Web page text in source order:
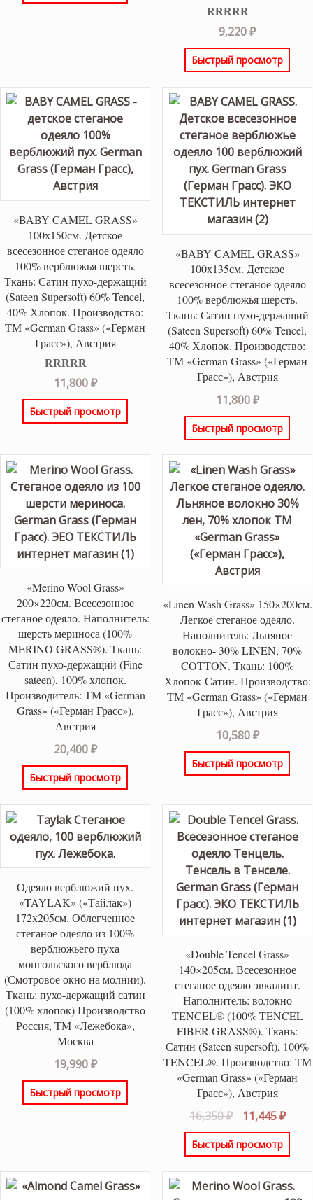
Оценка 5.00
из 5
9,220₽
Быстрый просмотр
«BABY CAMEL GRASS»
100х150см. Детское
всесезонное стеганое одеяло
100% верблюжья шерсть.
Ткань: Сатин пухо-держащий
(Sateen Supersoft) 60% Tencel,
40% Хлопок. Производство:
ТМ «German Grass» («Герман
Грасс»), Австрия
Оценка5.00
из 5
11,800₽
Быстрый просмотр
«BABY CAMEL GRASS»
100х135см. Детское
всесезонное стеганое одеяло
100% верблюжья шерсть.
Ткань: Сатин пухо-держащий
(Sateen Supersoft) 60% Tencel,
40% Хлопок. Производство:
ТМ «German Grass» («Герман
Грасс»), Австрия
11,800₽
Быстрый просмотр
«Merino Wool Grass»
200×220см. Всесезонное
стеганое одеяло. Наполнитель:
шерсть мериноса (100%
MERINO GRASS®). Ткань:
Сатин пухо-держащий (Fine
sateen), 100% хлопок.
Производитель: ТМ «German
Grass» («Герман Грасс»),
Австрия
20,400₽
Быстрый просмотр
«Linen Wash Grass» 150×200см.
Легкое стеганое одеяло.
Наполнитель: Льняное
волокно- 30% LINEN, 70%
COTTON. Ткань: 100%
Хлопок-Сатин. Производство:
ТМ «German Grass» («Герман
Грасс»), Австрия
10,580₽
Быстрый просмотр
Одеяло верблюжий пух.
«TAYLAK» («Тайлак»)
172х205см. Облегченное
стеганое одеяло из 100%
верблюжьего пуха
монгольского верблюда
(Смотровое окно на молнии).
Ткань: пухо-держащий сатин
(100% хлопок) Производство
Россия, ТМ «Лежебока»,
Москва
19,990₽
Быстрый просмотр
«Double Tencel Grass»
140×205см. Всесезонное
стеганое одеяло эвкалипт.
Наполнитель: волокно
TENCEL® (100% TENCEL
FIBER GRASS®). Ткань:
Сатин (Sateen supersoft), 100%
TENCEL®. Производство: ТМ
«German Grass» («Герман
Грасс»), Австрия
16,350₽
цена
составляла
11,445₽
Быстрый просмотр